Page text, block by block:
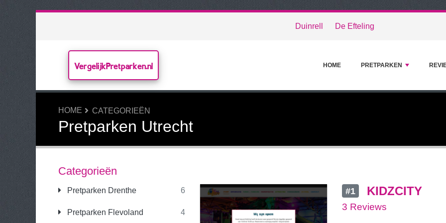
Duinrell De Efteling
VergelijkPretparken.nl HOME PRETPARKEN
HOME CATEGORIEËN
Pretparken Utrecht
Categorieën
Pretparken Drenthe 6
Pretparken Flevoland 4
#1 KIDZCITY
3 Reviews